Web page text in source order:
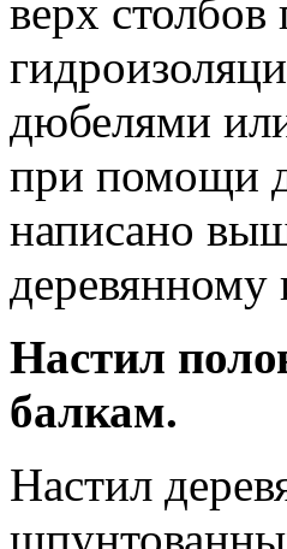
верх столбов
дюбелями
при помощи
написано
Настил
балкам.
Настил